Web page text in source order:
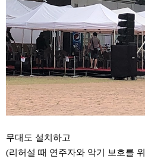
무대도 설치하고
(리허설 때 연주자와 악기 보호를